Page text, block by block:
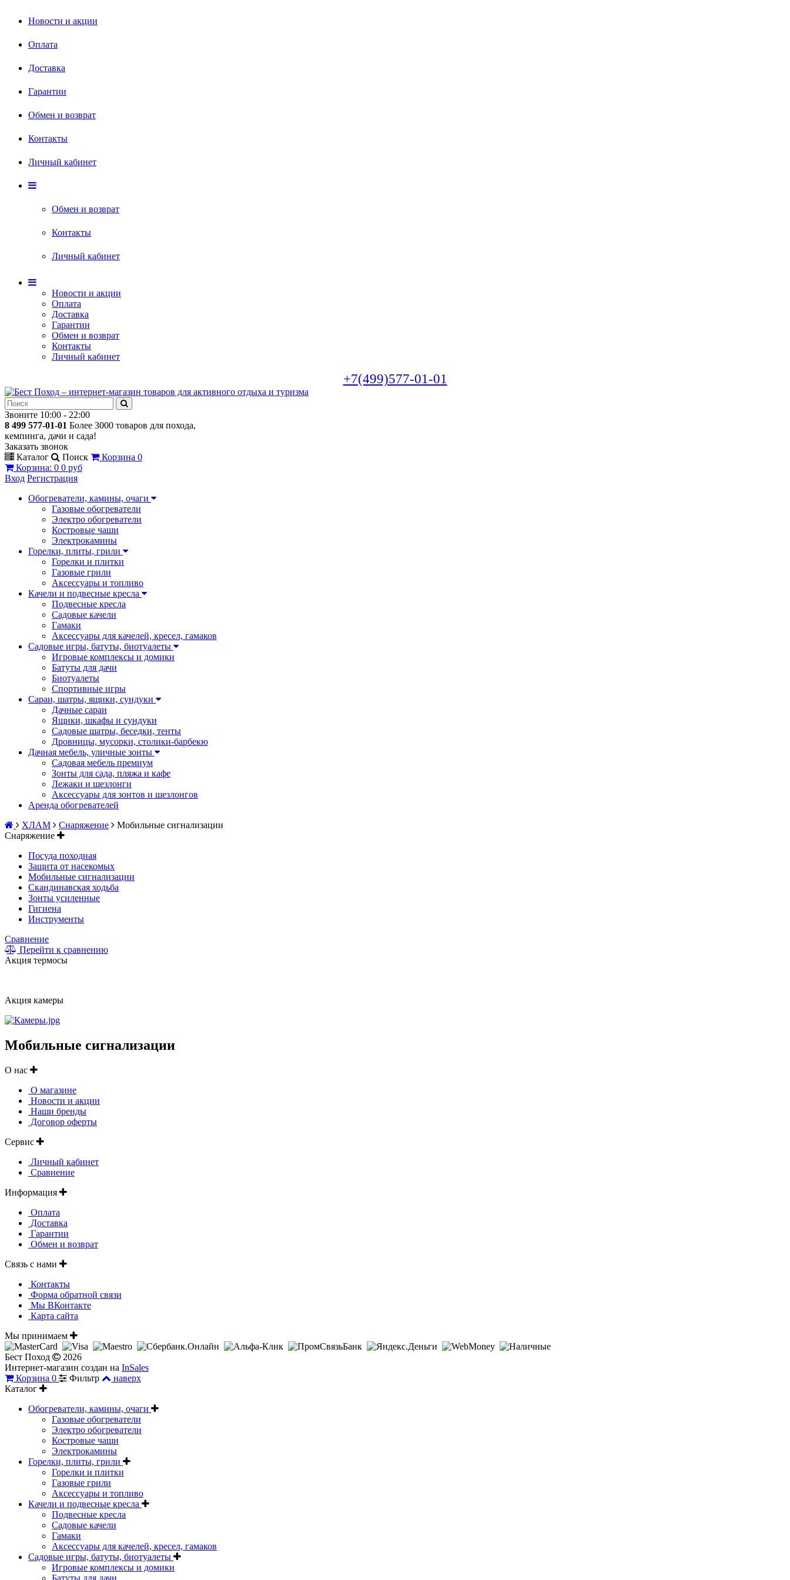
Новости и акции
Оплата
Доставка
Гарантии
Обмен и возврат
Контакты
Личный кабинет
Обмен и возврат
Контакты
Личный кабинет
Новости и акции
Оплата
Доставка
Гарантии
Обмен и возврат
Контакты
Личный кабинет
+7(499)577-01-01
Звоните 10:00 - 22:00
8 499 577-01-01 Более 3000 товаров для похода,
кемпинга, дачи и сада!
Заказать звонок
Каталог
Поиск Корзина 0
Корзина: 0 0 руб
Вход Регистрация
Обогреватели, камины, очаги
Газовые обогреватели
Электро обогреватели
Костровые чаши
Электрокамины
Горелки, плиты, грили
Горелки и плитки
Газовые грили
Аксессуары и топливо
Качели и подвесные кресла
Подвесные кресла
Садовые качели
Гамаки
Аксессуары для качелей, кресел, гамаков
Садовые игры, батуты, биотуалеты
Игровые комплексы и домики
Батуты для дачи
Биотуалеты
Спортивные игры
Сараи, шатры, ящики, сундуки
Дачные сараи
Ящики, шкафы и сундуки
Садовые шатры, беседки, тенты
Дровницы, мусорки, столики-барбекю
Дачная мебель, уличные зонты
Садовая мебель премиум
Зонты для сада, пляжа и кафе
Лежаки и шезлонги
Аксессуары для зонтов и шезлонгов
Аренда обогревателей
ХЛАМ
Снаряжение
Мобильные сигнализации
Снаряжение
Посуда походная
Защита от насекомых
Мобильные сигнализации
Скандинавская ходьба
Зонты усиленные
Гигиена
Инструменты
Сравнение
Перейти к сравнению
Акция термосы
Акция камеры
Мобильные сигнализации
О нас
О магазине
Новости и акции
Наши бренды
Договор оферты
Сервис
Личный кабинет
Сравнение
Информация
Оплата
Доставка
Гарантии
Обмен и возврат
Связь с нами
Контакты
Форма обратной связи
Мы ВКонтакте
Карта сайта
Мы принимаем
Бест Поход
2026
Интернет-магазин создан на InSales
Корзина 0 Фильтр
наверх
Каталог
Обогреватели, камины, очаги
Газовые обогреватели
Электро обогреватели
Костровые чаши
Электрокамины
Горелки, плиты, грили
Горелки и плитки
Газовые грили
Аксессуары и топливо
Качели и подвесные кресла
Подвесные кресла
Садовые качели
Гамаки
Аксессуары для качелей, кресел, гамаков
Садовые игры, батуты, биотуалеты
Игровые комплексы и домики
Батуты для дачи